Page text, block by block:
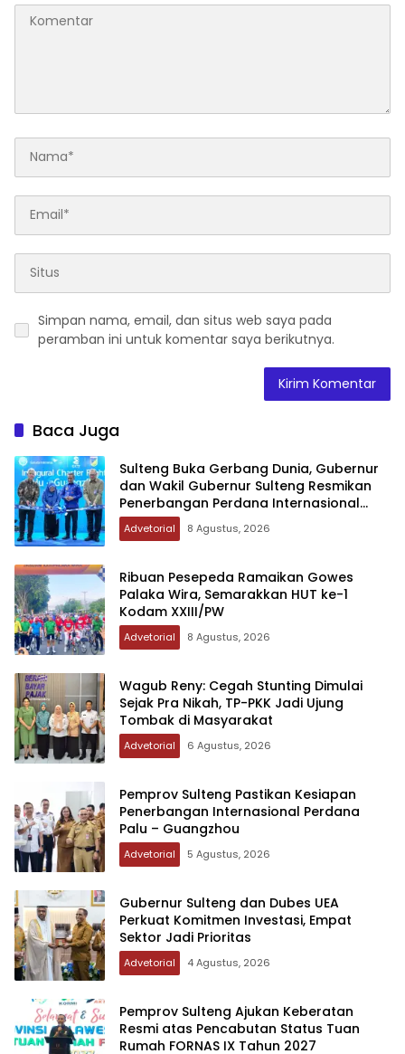
Simpan nama, email, dan situs web saya pada
peramban ini untuk komentar saya berikutnya.
Baca Juga
Sulteng Buka Gerbang Dunia, Gubernur
dan Wakil Gubernur Sulteng Resmikan
Penerbangan Perdana Internasional
Palu-Guangzhou
Advetorial 8 Agustus, 2026
Ribuan Pesepeda Ramaikan Gowes
Palaka Wira, Semarakkan HUT ke-1
Kodam XXIII/PW
Advetorial 8 Agustus, 2026
Wagub Reny: Cegah Stunting Dimulai
Sejak Pra Nikah, TP-PKK Jadi Ujung
Tombak di Masyarakat
Advetorial 6 Agustus, 2026
Pemprov Sulteng Pastikan Kesiapan
Penerbangan Internasional Perdana
Palu – Guangzhou
Advetorial 5 Agustus, 2026
Gubernur Sulteng dan Dubes UEA
Perkuat Komitmen Investasi, Empat
Sektor Jadi Prioritas
Advetorial 4 Agustus, 2026
Pemprov Sulteng Ajukan Keberatan
Resmi atas Pencabutan Status Tuan
Rumah FORNAS IX Tahun 2027